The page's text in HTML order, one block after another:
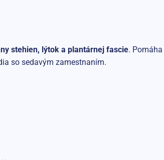
stehien, lýtok a plantárnej fascie. Pomáha
so sedavým zamestnaním.